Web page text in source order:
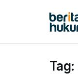
Tag: